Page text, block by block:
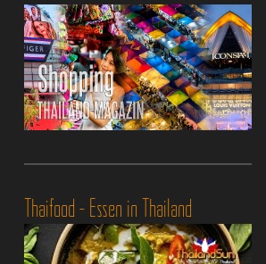
Thaifood - Essen in Thailand